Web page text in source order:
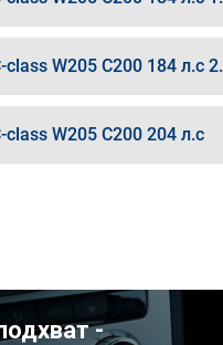
class W205 C200 184 л.с
class W205 C200 204 л.с
-